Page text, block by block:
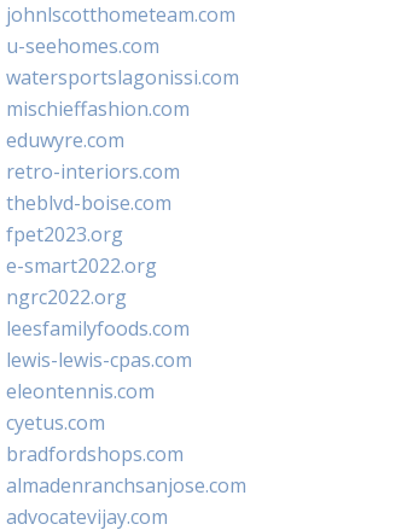
johnlscotthometeam.com
u-seehomes.com
watersportslagonissi.com
mischieffashion.com
eduwyre.com
retro-interiors.com
theblvd-boise.com
fpet2023.org
e-smart2022.org
ngrc2022.org
leesfamilyfoods.com
lewis-lewis-cpas.com
eleontennis.com
cyetus.com
bradfordshops.com
almadenranchsanjose.com
advocatevijay.com